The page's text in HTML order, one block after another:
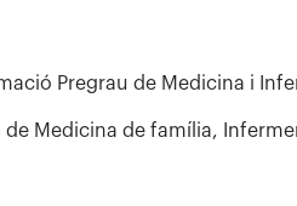
Pregrau de Medicina i
de Medicina de família,